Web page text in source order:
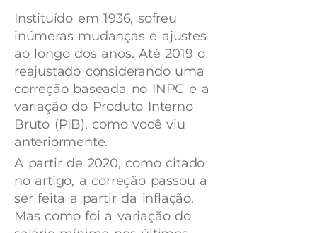
Instituído em 1936, sofreu
inúmeras mudanças e ajustes
ao longo dos anos. Até 2019 o
reajustado considerando uma
correção baseada no INPC e a
variação do Produto Interno
Bruto (PIB), como você viu
anteriormente.
A partir de 2020, como citado
no artigo, a correção passou a
ser feita a partir da inflação.
Mas como foi a variação do